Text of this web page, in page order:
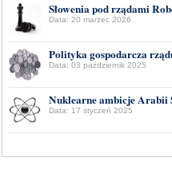
Słowenia pod rządami
Data: 20 marzec 2026
Polityka gospodarcza
Data: 03 październik 2025
Nuklearne ambicje Arabii
Data: 17 styczeń 2025